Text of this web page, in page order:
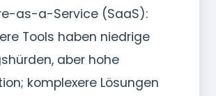
as-a-Service (SaaS):
Tools haben niedrige
aber hohe
komplexere Lösungen